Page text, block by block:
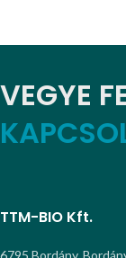
VEGYE
TTM-BIO Kft.
6795 Bordány,